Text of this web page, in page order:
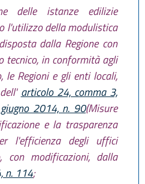
delle istanze edilizie
l'utilizzo della modulistica
dalla Regione con
tecnico, in conformità agli
le Regioni e gli enti locali,
articolo 24, comma 3,
2014, n. 90(Misure
e la trasparenza
l'efficienza degli uffici
con modificazioni, dalla
n. 114;